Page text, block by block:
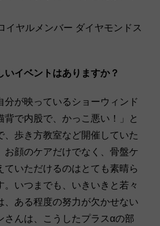
ヤルメンバー ダイヤモンドス
イベントはありますか？
分が映っているショーウィンド
背で内股で、かっこ悪い！」と
、歩き方教室など開催していた
お顔のケアだけでなく、骨盤ケ
ていただけるのはとても素晴ら
。いつまでも、いきいきと若々
、ある程度の努力が欠かせない
さんは、こうしたプラスαの部